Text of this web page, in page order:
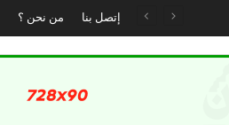
إتصل بنا من نحن ؟